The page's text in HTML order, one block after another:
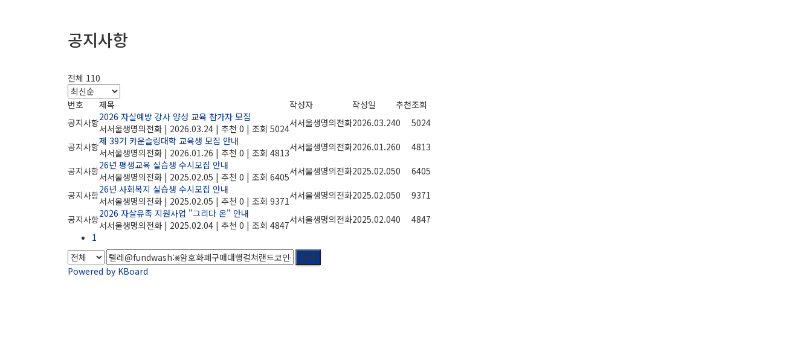
공지사항
전체 110
번호 제목 작성자 작성일 추천조회
공지사항2026 자살예방 강사 양성 교육 참가자 모집
서서울생명의전화 | 2026.03.24 | 추천 0 | 조회 5024서서울생명의전화2026.03.240
5024
공지사항제 39기 카운슬링대학 교육생 모집 안내
서서울생명의전화 | 2026.01.26 | 추천 0 | 조회 4813서서울생명의전화2026.01.260
4813
공지사항26년 평생교육 실습생 수시모집 안내
서서울생명의전화 | 2025.02.05 | 추천 0 | 조회 6405서서울생명의전화2025.02.050
6405
공지사항26년 사회복지 실습생 수시모집 안내
서서울생명의전화 | 2025.02.05 | 추천 0 | 조회 9371서서울생명의전화2025.02.050
9371
공지사항2026 자살유족 지원사업 "그리다 온" 안내
서서울생명의전화 | 2025.02.04 | 추천 0 | 조회 4847서서울생명의전화2025.02.040
4847
1
검색
Powered by KBoard